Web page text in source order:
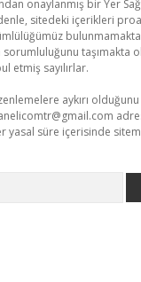
onaylanmış bir Yer
sitedeki içerikleri
sorumluluğunu taşımakta
etmiş sayılırlar.
aykırı
yasal süre içerisinde